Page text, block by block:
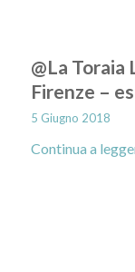
@La Toraia
Firenze –
5 Giugno 2018
Continua a